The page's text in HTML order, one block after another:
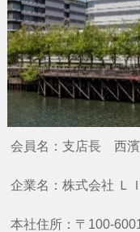
会員名：支店長 西
企業名：株式会社 Ｌ
本社住所：〒100-